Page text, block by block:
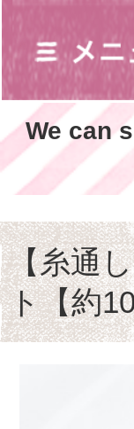
We can
【糸通
ト【約